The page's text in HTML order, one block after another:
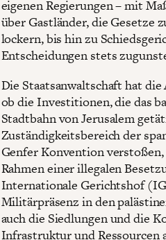
eigenen Regierungen – mit
über Gastländer, die Gesetze
lockern, bis hin zu
Entscheidungen stets
Die Staatsanwaltschaft hat
ob die Investitionen, die das
Stadtbahn von Jerusalem
Zuständigkeitsbereich der
Genfer Konvention
Rahmen einer illegalen
Internationale Gerichtshof
Militärpräsenz in den
auch die Siedlungen und die
Infrastruktur und Ressourcen